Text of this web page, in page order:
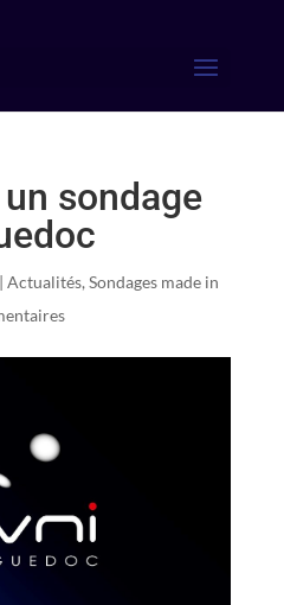
un sondage
| Actualités, Sondages made in